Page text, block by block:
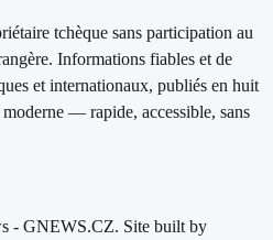
tchèque sans participation au
Informations fiables et de
et internationaux, publiés en huit
— rapide, accessible, sans
- GNEWS.CZ. Site built by